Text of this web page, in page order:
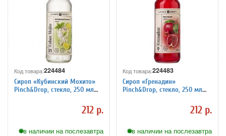
Код товара:224484
Сироп «Кубинский Мохито»
Pinch&Drop, стекло, 250 мл
212 р.
в наличии на послезавтра
Код товара:224483
Сироп «Гренадин»
Pinch&Drop, стекло, 250 мл
212 р.
в наличии на послезавтра